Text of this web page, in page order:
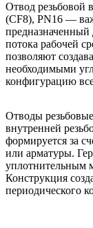
Отводы
внутренней
формируется за
или арматуры.
уплотнительным
Конструкция
периодического
Отвод
(CF8), PN16 —
предназначенный
потока рабочей
позволяют
необходимыми
конфигурацию